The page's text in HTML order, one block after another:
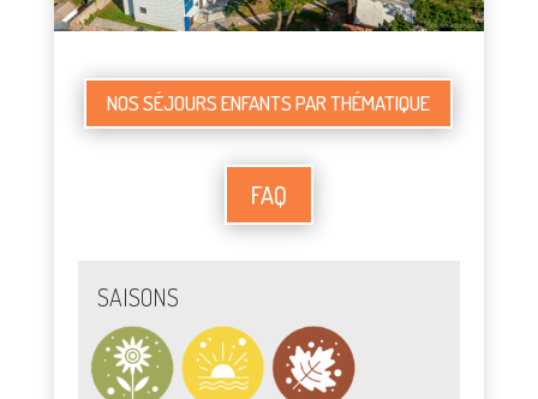
NOS SÉJOURS ENFANTS PAR THÉMATIQUE
FAQ
SAISONS